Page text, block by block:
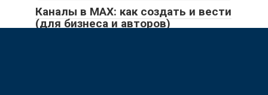
Каналы в MAX: как создать и вести
(для бизнеса и авторов)